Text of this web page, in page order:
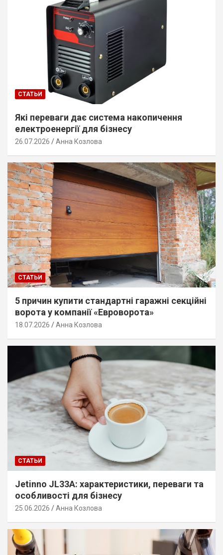
СТАТЬИ
Які переваги дає система накопичення
електроенергії для бізнесу
26.07.2026 Анна Козлова
СТАТЬИ
5 причин купити стандартні гаражні секційні
ворота у компанії «Евроворота»
18.07.2026 Анна Козлова
СТАТЬИ
Jetinno JL33A: характеристики, переваги та
особливості для бізнесу
25.06.2026 Анна Козлова